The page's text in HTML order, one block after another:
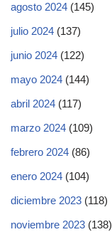
agosto 2024 (145)
julio 2024 (137)
junio 2024 (122)
mayo 2024 (144)
abril 2024 (117)
marzo 2024 (109)
febrero 2024 (86)
enero 2024 (104)
diciembre 2023 (118)
noviembre 2023 (138)